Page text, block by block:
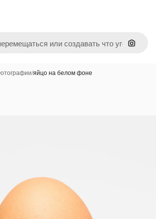
Поиск
/яйцо на белом фоне